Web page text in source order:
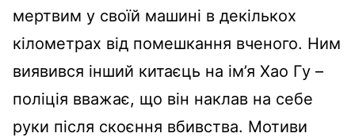
мертвим у своїй машині в декількох
кілометрах від помешкання вченого. Ним
виявився інший китаєць на ім’я Хао Гу –
поліція вважає, що він наклав на себе
руки після скоєння вбивства. Мотиви